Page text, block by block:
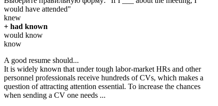
would have attended"
knew
+ had known
would know
know
A good resume should...
It is widely known that under tough labor-market HRs and other
personnel professionals receive hundreds of CVs, which makes a
question of attracting attention essential. To increase the chances
when sending a CV one needs ...